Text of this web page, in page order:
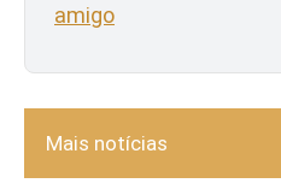
amigo
Mais notícias